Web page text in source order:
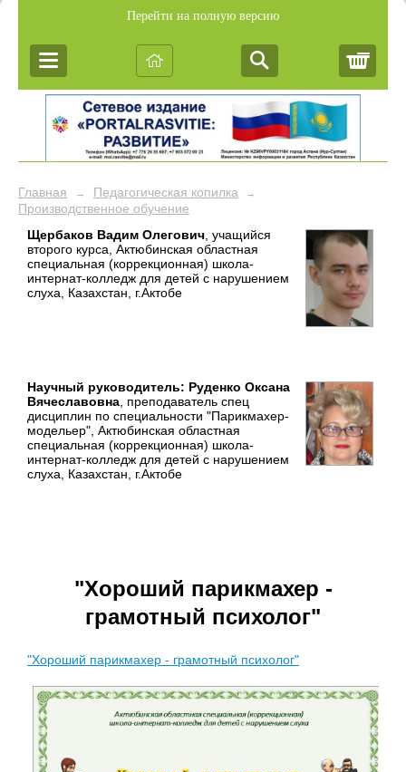
Перейти на полную версию
Главная → Педагогическая копилка →
Производственное обучение
Щербаков Вадим Олегович , учащийся
второго курса, Актюбинская областная
специальная (коррекционная) школа-
интернат-колледж для детей с нарушением
слуха, Казахстан, г.Актобе
Научный руководитель: Руденко Оксана
Вячеславовна , преподаватель спец
дисциплин по специальности "Парикмахер-
модельер", Актюбинская областная
специальная (коррекционная) школа-
интернат-колледж для детей с нарушением
слуха, Казахстан, г.Актобе
"Хороший парикмахер -
грамотный психолог"
"Хороший парикмахер - грамотный психолог"